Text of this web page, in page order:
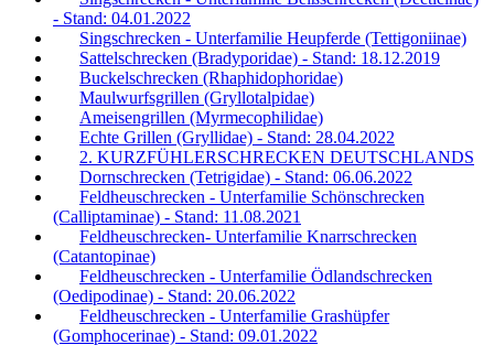
- Stand: 04.01.2022
Singschrecken - Unterfamilie Heupferde (Tettigoniinae)
Sattelschrecken (Bradyporidae) - Stand: 18.12.2019
Buckelschrecken (Rhaphidophoridae)
Maulwurfsgrillen (Gryllotalpidae)
Ameisengrillen (Myrmecophilidae)
Echte Grillen (Gryllidae) - Stand: 28.04.2022
2. KURZFÜHLERSCHRECKEN DEUTSCHLANDS
Dornschrecken (Tetrigidae) - Stand: 06.06.2022
Feldheuschrecken - Unterfamilie Schönschrecken
(Calliptaminae) - Stand: 11.08.2021
Feldheuschrecken- Unterfamilie Knarrschrecken
(Catantopinae)
Feldheuschrecken - Unterfamilie Ödlandschrecken
(Oedipodinae) - Stand: 20.06.2022
Feldheuschrecken - Unterfamilie Grashüpfer
(Gomphocerinae) - Stand: 09.01.2022